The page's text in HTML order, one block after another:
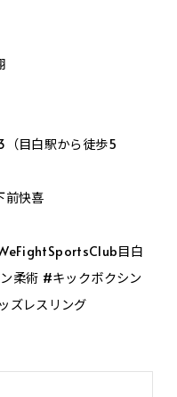
目白駅から徒歩5
前快喜
目白
柔術 #キックボクシン
ズレスリング